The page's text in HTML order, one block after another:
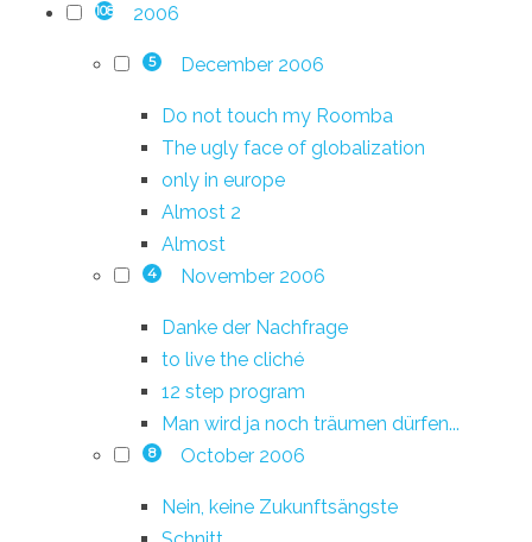
108 2006
5 December 2006
Do not touch my Roomba
The ugly face of globalization
only in europe
Almost 2
Almost
4 November 2006
Danke der Nachfrage
to live the cliché
12 step program
Man wird ja noch träumen dürfen...
8 October 2006
Nein, keine Zukunftsängste